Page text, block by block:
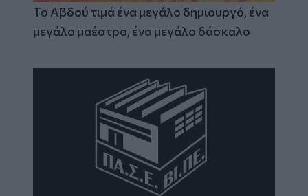
Το Αβδού τιμά ένα μεγάλο δημιουργό, ένα
μεγάλο μαέστρο, ένα μεγάλο δάσκαλο